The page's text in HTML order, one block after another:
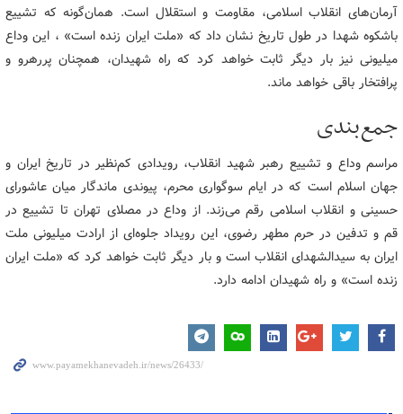
آرمان‌های انقلاب اسلامی، مقاومت و استقلال است. همان‌گونه که تشییع
باشکوه شهدا در طول تاریخ نشان داد که «ملت ایران زنده است» ، این وداع
میلیونی نیز بار دیگر ثابت خواهد کرد که راه شهیدان، همچنان پررهرو و
پرافتخار باقی خواهد ماند.
جمع‌بندی
مراسم وداع و تشییع رهبر شهید انقلاب، رویدادی کم‌نظیر در تاریخ ایران و
جهان اسلام است که در ایام سوگواری محرم، پیوندی ماندگار میان عاشورای
حسینی و انقلاب اسلامی رقم می‌زند. از وداع در مصلای تهران تا تشییع در
قم و تدفین در حرم مطهر رضوی، این رویداد جلوه‌ای از ارادت میلیونی ملت
ایران به سیدالشهدای انقلاب است و بار دیگر ثابت خواهد کرد که «ملت ایران
زنده است» و راه شهیدان ادامه دارد.